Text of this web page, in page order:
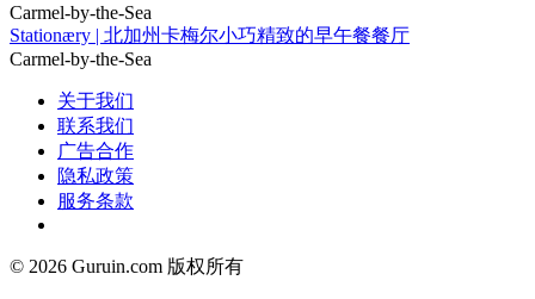
Carmel-by-the-Sea
Stationæry | 北加州卡梅尔小巧精致的早午餐餐厅
Carmel-by-the-Sea
关于我们
联系我们
广告合作
隐私政策
服务条款
© 2026 Guruin.com 版权所有